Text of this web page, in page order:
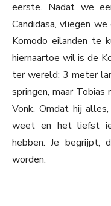
eerste. Nadat we
Candidasa, vliegen
Komodo eilanden te
hiernaartoe wil is de
ter wereld: 3 meter
springen, maar
Vonk. Omdat hij
weet en het liefst
hebben. Je begrijpt,
worden.